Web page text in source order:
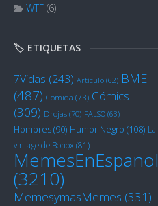
WTF (6)
🏷️ ETIQUETAS
7Vidas (243) Artículo (62) BME
(487) Comida (73) Cómics
(309) Drojas (70) FALSO (63)
Hombres(90) Humor Negro (108) La
vintage de Bonox(81)
MemesEnEspanol
(3210)
MemesymasMemes (331)